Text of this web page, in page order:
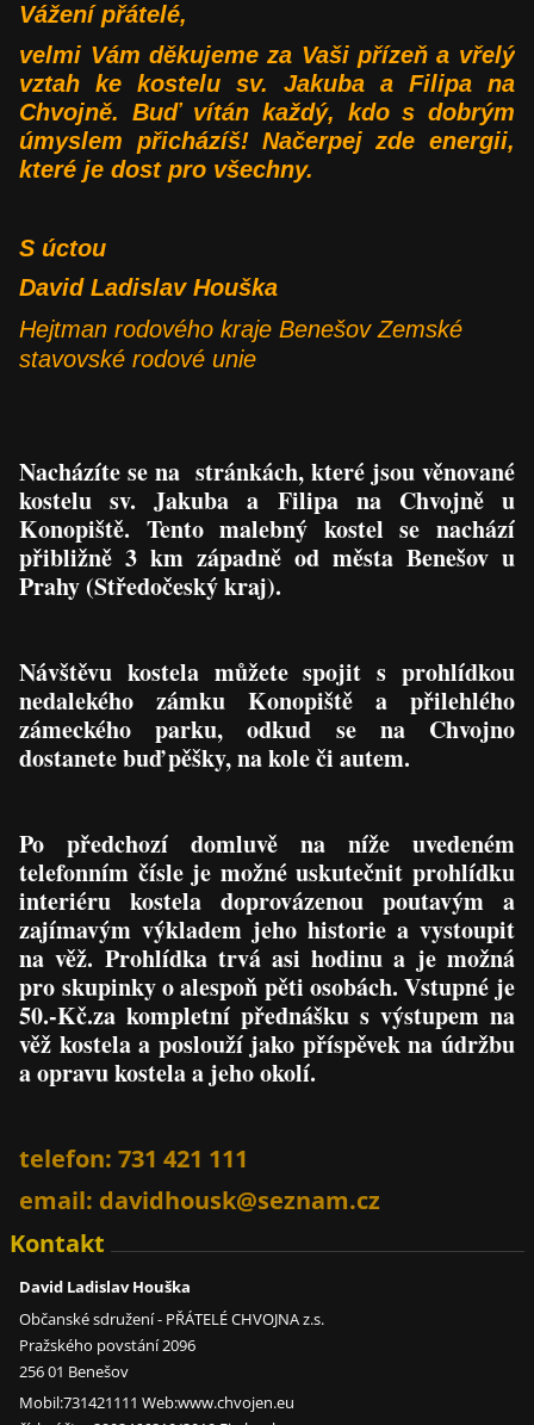
Vážení přátelé,
velmi Vám děkujeme za Vaši přízeň a vřelý
vztah ke kostelu sv. Jakuba a Filipa na
Chvojně. Buď vítán každý, kdo s dobrým
úmyslem přicházíš! Načerpej zde energii,
které je dost pro všechny.
S úctou
David Ladislav Houška
Hejtman rodového kraje Benešov Zemské
stavovské rodové unie
Nacházíte se na stránkách, které jsou věnované
kostelu sv. Jakuba a Filipa na Chvojně u
Konopiště. Tento malebný kostel se nachází
přibližně 3 km západně od města Benešov u
Prahy (Středočeský kraj).
Návštěvu kostela můžete spojit s prohlídkou
nedalekého zámku Konopiště a přilehlého
zámeckého parku, odkud se na Chvojno
dostanete buď pěšky, na kole či autem.
Po předchozí domluvě na níže uvedeném
telefonním čísle je možné uskutečnit prohlídku
interiéru kostela doprovázenou poutavým a
zajímavým výkladem jeho historie a vystoupit
na věž. Prohlídka trvá asi hodinu a je možná
pro skupinky o alespoň pěti osobách. Vstupné je
50.-Kč.za kompletní přednášku s výstupem na
věž kostela a poslouží jako příspěvek na údržbu
a opravu kostela a jeho okolí.
telefon: 731 421 111
email: davidhousk@seznam.cz
Kontakt
David Ladislav Houška
Občanské sdružení - PŘÁTELÉ CHVOJNA z.s.
Pražského povstání 2096
256 01 Benešov
Mobil:731421111 Web:www.chvojen.eu